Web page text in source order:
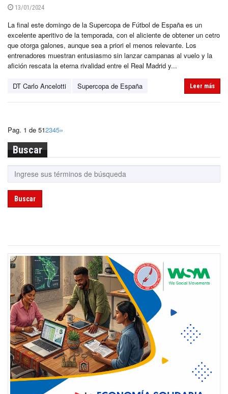
13/01/2024
La final este domingo de la Supercopa de Fútbol de España es un
excelente aperitivo de la temporada, con el aliciente de obtener un cetro
que otorga galones, aunque sea a priori el menos relevante. Los
entrenadores muestran entusiasmo sin lanzar campanas al vuelo y la
afición rescata la eterna rivalidad entre el Real Madrid y...
DT Carlo Ancelotti Supercopa de España Leer más
Pag. 1 de 512345»
Buscar
Buscar